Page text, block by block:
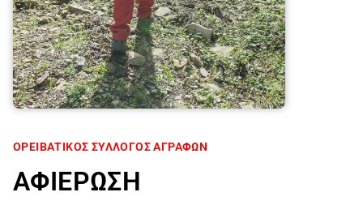
ΟΡΕΙΒΑΤΙΚΟΣ ΣΥΛΛΟΓΟΣ ΑΓΡΑΦΩΝ
ΑΦΙΕΡΩΣΗ